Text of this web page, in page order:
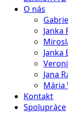
O nás
Janka
Janka
Jana
Mária
Kontakt
Spolupráce